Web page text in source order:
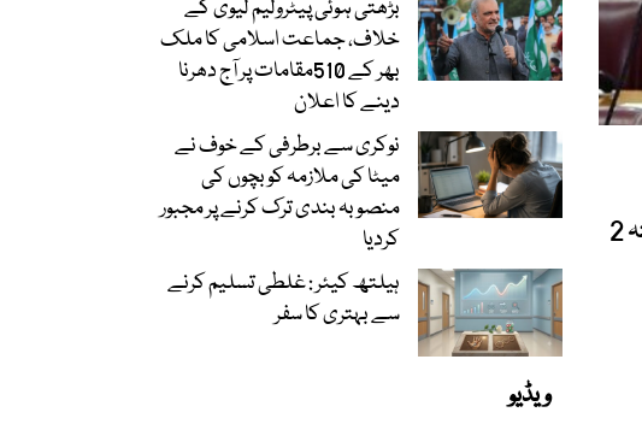
وفاقی وزیر خزانہ محمد اورنگزیب نے کہا ہے کہ آئندہ مالی سال 27-2026 کا مجوزہ بجٹ گزشتہ 2
بڑھتی ہوئی پیٹرولیم لیوی کے
خلاف، جماعت اسلامی کا ملک
بھر کے 510مقامات پر آج دھرنا
دینے کا اعلان
نوکری سے برطرفی کے خوف نے
میٹا کی ملازمہ کو بچوں کی
منصوبہ بندی ترک کرنے پر مجبور
کردیا
ہیلتھ کیئر : غلطی تسلیم کرنے
سے بہتری کا سفر
ویڈیو